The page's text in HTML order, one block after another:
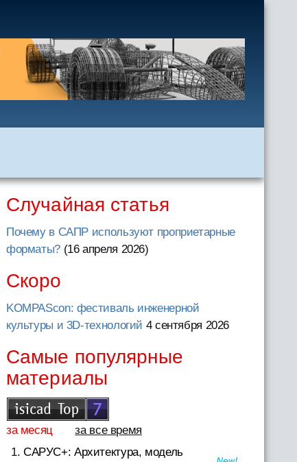
Случайная статья
Почему в САПР используют проприетарные
форматы? (16 апреля 2026)
Скоро
KOMPAScon: фестиваль инженерной
культуры и 3D-технологий 4 сентября 2026
Самые популярные
материалы
за месяц
за все время
САРУС+: Архитектура, модель